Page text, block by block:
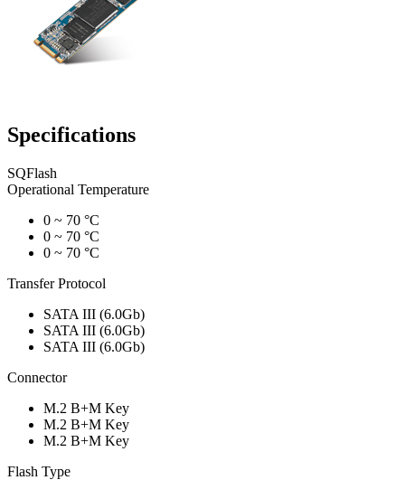
Specifications
SQFlash
Operational Temperature
0 ~ 70 °C
0 ~ 70 °C
0 ~ 70 °C
Transfer Protocol
SATA III (6.0Gb)
SATA III (6.0Gb)
SATA III (6.0Gb)
Connector
M.2 B+M Key
M.2 B+M Key
M.2 B+M Key
Flash Type